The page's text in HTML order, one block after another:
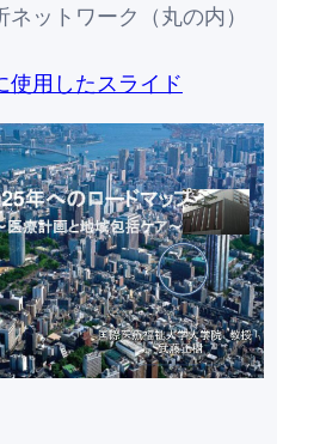
ネットワーク（丸の内）
使用したスライド